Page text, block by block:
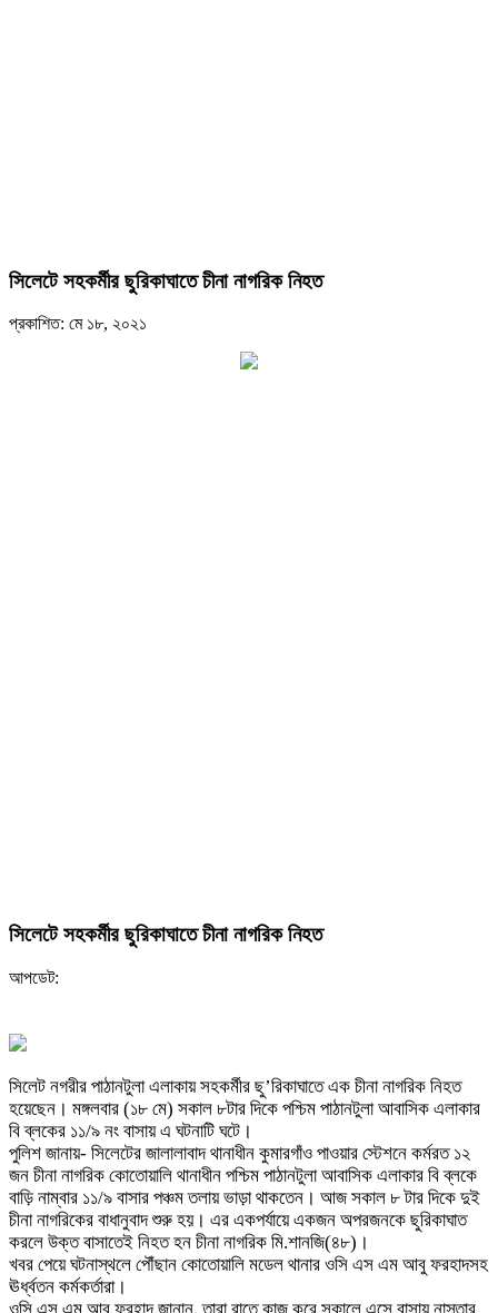
সিলেটে সহকর্মীর ছুরিকাঘাতে চীনা নাগরিক নিহত
প্রকাশিত: মে ১৮, ২০২১
সিলেটে সহকর্মীর ছুরিকাঘাতে চীনা নাগরিক নিহত
আপডেট:
সিলেট নগরীর পাঠানটুলা এলাকায় সহকর্মীর ছু’রিকাঘাতে এক চীনা নাগরিক নিহত
হয়েছেন। মঙ্গলবার (১৮ মে) সকাল ৮টার দিকে পশ্চিম পাঠানটুলা আবাসিক এলাকার
বি ব্লকের ১১/৯ নং বাসায় এ ঘটনাটি ঘটে।
পুলিশ জানায়- সিলেটের জালালাবাদ থানাধীন কুমারগাঁও পাওয়ার স্টেশনে কর্মরত ১২
জন চীনা নাগরিক কোতোয়ালি থানাধীন পশ্চিম পাঠানটুলা আবাসিক এলাকার বি ব্লকে
বাড়ি নাম্বার ১১/৯ বাসার পঞ্চম তলায় ভাড়া থাকতেন। আজ সকাল ৮ টার দিকে দুই
চীনা নাগরিকের বাধানুবাদ শুরু হয়। এর একপর্যায়ে একজন অপরজনকে ছুরিকাঘাত
করলে উক্ত বাসাতেই নিহত হন চীনা নাগরিক মি.শানজি(৪৮)।
খবর পেয়ে ঘটনাস্থলে পৌঁছান কোতোয়ালি মডেল থানার ওসি এস এম আবু ফরহাদসহ
ঊর্ধ্বতন কর্মকর্তারা।